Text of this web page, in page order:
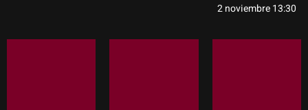
2 noviembre 13:30